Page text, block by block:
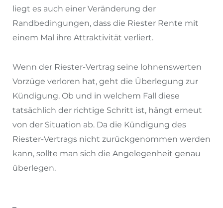
liegt es auch einer Veränderung der
Randbedingungen, dass die Riester Rente mit
einem Mal ihre Attraktivität verliert.
Wenn der Riester-Vertrag seine lohnenswerten
Vorzüge verloren hat, geht die Überlegung zur
Kündigung. Ob und in welchem Fall diese
tatsächlich der richtige Schritt ist, hängt erneut
von der Situation ab. Da die Kündigung des
Riester-Vertrags nicht zurückgenommen werden
kann, sollte man sich die Angelegenheit genau
überlegen.